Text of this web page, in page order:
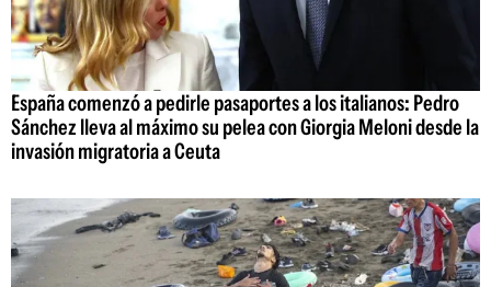
España comenzó a pedirle pasaportes a los italianos: Pedro
Sánchez lleva al máximo su pelea con Giorgia Meloni desde la
invasión migratoria a Ceuta